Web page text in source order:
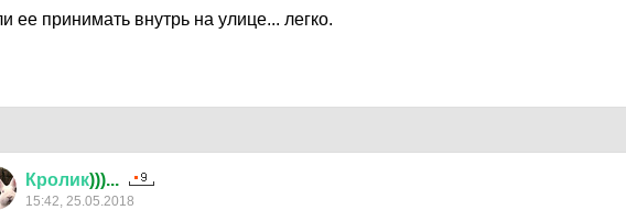
ее принимать внутрь на улице... легко.
Кролик)))...
15:42, 25.05.2018